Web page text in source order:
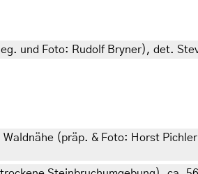
und Foto: Rudolf Bryner), det.
(präp. & Foto: Horst